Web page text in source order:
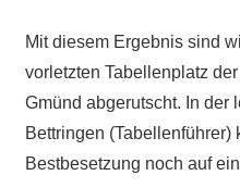
Mit diesem Ergebnis sind
vorletzten Tabellenplatz
Gmünd abgerutscht. In der
Bettringen (Tabellenführer)
Bestbesetzung noch auf